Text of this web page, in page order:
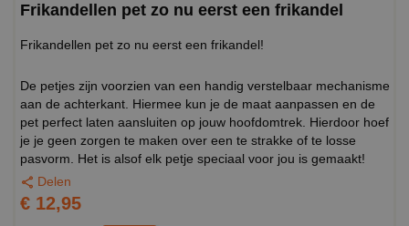
Frikandellen pet zo nu eerst een frikandel
Frikandellen pet zo nu eerst een frikandel!
De petjes zijn voorzien van een handig verstelbaar mechanisme
aan de achterkant. Hiermee kun je de maat aanpassen en de
pet perfect laten aansluiten op jouw hoofdomtrek. Hierdoor hoef
je je geen zorgen te maken over een te strakke of te losse
pasvorm. Het is alsof elk petje speciaal voor jou is gemaakt!
Delen
€ 12,95